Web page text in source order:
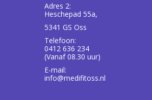
Adres 2:
Heschepad 55a,
5341 GS Oss
Telefoon:
0412 636 234
(Vanaf 08.30 uur)
E-mail:
info@medifitoss.nl